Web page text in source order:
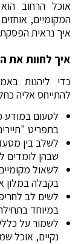
אוכל הרחוב
המקומיים,
איך נראית
איך לחוות את
כדי ליהנות
להתייחס אליה
לטעום במודע
בתפריט
לשלב בין
שבהן לומדים
לשאול
בקבלה במלון
לשים לב
במיוחד
לשמור על
נקיים, אוכל